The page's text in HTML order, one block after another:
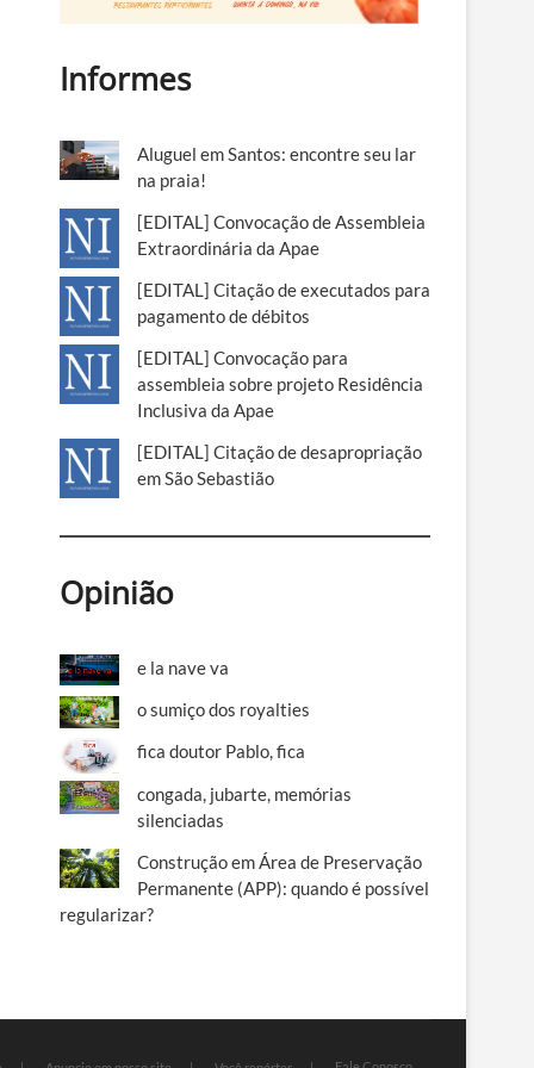
Informes
Aluguel em Santos: encontre seu lar
na praia!
[EDITAL] Convocação de Assembleia
Extraordinária da Apae
[EDITAL] Citação de executados para
pagamento de débitos
[EDITAL] Convocação para
assembleia sobre projeto Residência
Inclusiva da Apae
[EDITAL] Citação de desapropriação
em São Sebastião
Opinião
e la nave va
o sumiço dos royalties
fica doutor Pablo, fica
congada, jubarte, memórias
silenciadas
Construção em Área de Preservação
Permanente (APP): quando é possível
regularizar?